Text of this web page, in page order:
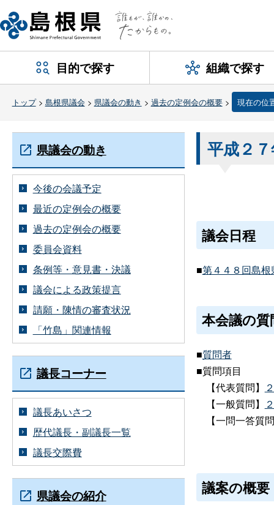
目的で探す 組織で探す
トップ> 島根県議会 > 県議会の動き > 過去の定例会の概要> 現在の位
平成２
議会日程
■第４４８回島
本会議の質
■質問者
■質問項目
【代表質問】
【一般質問】
【一問一答質
議案の概要
県議会の動き
今後の会議予定
最近の定例会の概要
過去の定例会の概要
委員会資料
条例等・意見書・決議
議会による政策提言
請願・陳情の審査状況
「竹島」関連情報
議長コーナー
議長あいさつ
歴代議長・副議長一覧
議長交際費
県議会の紹介